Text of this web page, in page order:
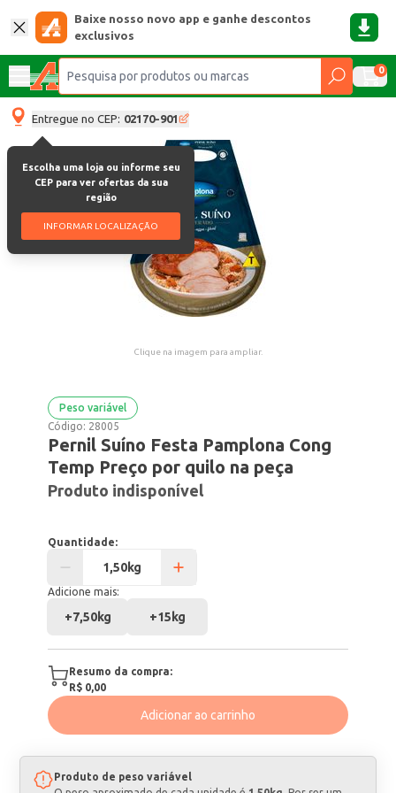
Baixe nosso novo app e ganhe descontos
exclusivos
0
Entregue no CEP: 02170-901
Escolha uma loja ou informe seu
CEP para ver ofertas da sua
região
INFORMAR LOCALIZAÇÃO
Clique na imagem para ampliar.
Peso variável
Código: 28005
Pernil Suíno Festa Pamplona Cong
Temp Preço por quilo na peça
Produto indisponível
Quantidade:
Adicione mais:
+7,50kg +15kg
Resumo da compra:
R$ 0,00
Adicionar ao carrinho
Produto de peso variável